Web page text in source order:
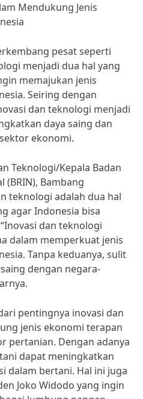
Mendukung Jenis
pesat seperti
menjadi dua hal yang
memajukan jenis
Seiring dengan
dan teknologi menjadi
daya saing dan
ekonomi.
Teknologi/Kepala Badan
(BRIN), Bambang
teknologi adalah dua hal
agar Indonesia bisa
dan teknologi
dalam memperkuat jenis
Tanpa keduanya, sulit
dengan negara-
pentingnya inovasi dan
jenis ekonomi terapan
pertanian. Dengan adanya
dapat meningkatkan
dalam bertani. Hal ini juga
Joko Widodo yang ingin